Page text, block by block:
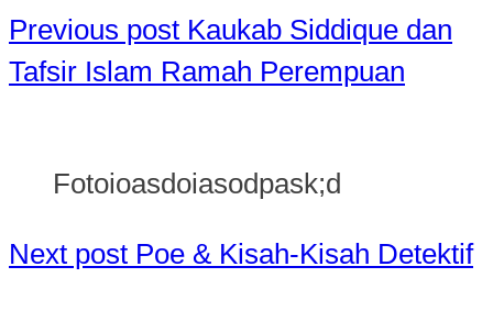
Previous post Kaukab Siddique dan
Tafsir Islam Ramah Perempuan
Fotoioasdoiasodpask;d
Next post Poe & Kisah-Kisah Detektif